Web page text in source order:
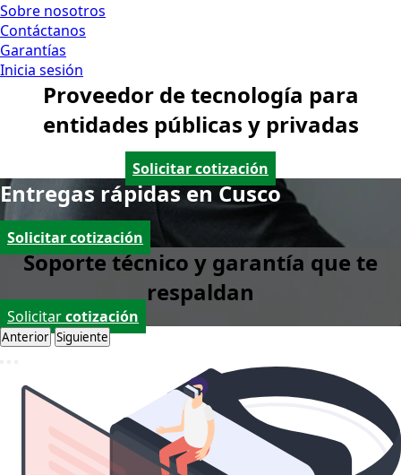
Sobre nosotros
Contáctanos
Garantías
Inicia sesión
Proveedor de tecnología para
entidades públicas y privadas
Solicitar cotización
Entregas rápidas en Cusco
Solicitar cotización
Soporte técnico y garantía que te
respaldan
Solicitarcotización
Anterior Siguiente